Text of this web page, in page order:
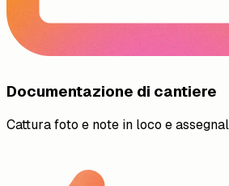
Documentazione di cantiere
Cattura foto e note in loco e